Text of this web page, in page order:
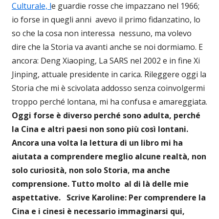
Culturale, le guardie rosse che impazzano nel 1966;
io forse in quegli anni avevo il primo fidanzatino, lo
so che la cosa non interessa nessuno, ma volevo
dire che la Storia va avanti anche se noi dormiamo. E
ancora: Deng Xiaoping, La SARS nel 2002 e in fine Xi
Jinping, attuale presidente in carica. Rileggere oggi la
Storia che mi è scivolata addosso senza coinvolgermi
troppo perché lontana, mi ha confusa e amareggiata.
Oggi forse è diverso perché sono adulta, perché
la Cina e altri paesi non sono più così lontani.
Ancora una volta la lettura di un libro mi ha
aiutata a comprendere meglio alcune realtà, non
solo curiosità, non solo Storia, ma anche
comprensione. Tutto molto al di là delle mie
aspettative. Scrive Karoline: Per comprendere la
Cina e i cinesi è necessario immaginarsi qui,